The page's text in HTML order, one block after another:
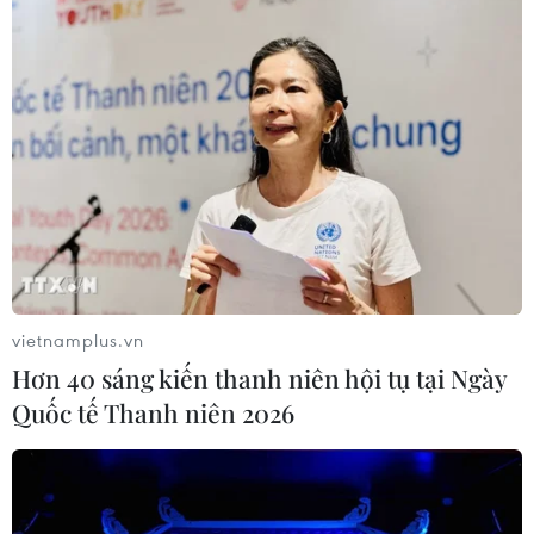
Hàn Quốc áp dụng ưu đãi thuế hỗ
trợ 6 ngành công nghiệp chiến lược
07/08/2026 10:21
Trung Quốc hoàn thành bản đồ địa
chất mới của toàn bộ Mặt Trăng
Australia đề cao hợp tác với Việt Nam
vì hòa bình, ổn định và thịnh vượng
07/08/2026 07:09
vietnamplus.vn
Hơn 40 sáng kiến thanh niên hội tụ tại Ngày
Quốc tế Thanh niên 2026